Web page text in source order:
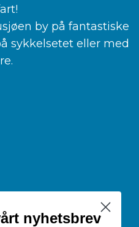
by på fantastiske
sykkelsetet eller med
nyhetsbrev